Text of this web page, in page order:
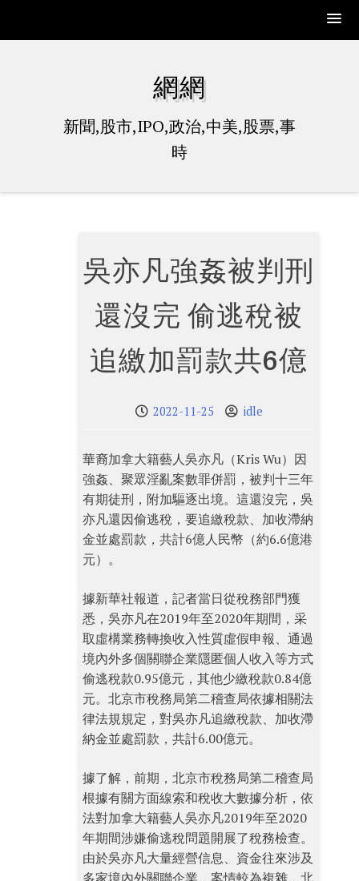
網網
新聞,股市,IPO,政治,中美,股票,事
時
吳亦凡強姦被判刑
還沒完 偷逃稅被
追繳加罰款共6億
2022-11-25 idle
華裔加拿大籍藝人吳亦凡（Kris Wu）因
強姦、聚眾淫亂案數罪併罰，被判十三年
有期徒刑，附加驅逐出境。這還沒完，吳
亦凡還因偷逃稅，要追繳稅款、加收滯納
金並處罰款，共計6億人民幣（約6.6億港
元）。
據新華社報道，記者當日從稅務部門獲
悉，吳亦凡在2019年至2020年期間，采
取虛構業務轉換收入性質虛假申報、通過
境內外多個關聯企業隱匿個人收入等方式
偷逃稅款0.95億元，其他少繳稅款0.84億
元。北京市稅務局第二稽查局依據相關法
律法規規定，對吳亦凡追繳稅款、加收滯
納金並處罰款，共計6.00億元。
據了解，前期，北京市稅務局第二稽查局
根據有關方面線索和稅收大數據分析，依
法對加拿大籍藝人吳亦凡2019年至2020
年期間涉嫌偷逃稅問題開展了稅務檢查。
由於吳亦凡大量經營信息、資金往來涉及